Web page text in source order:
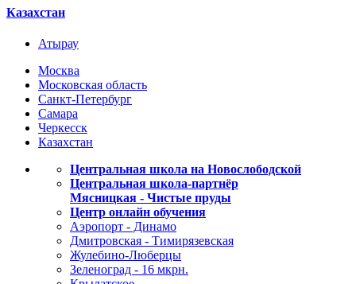
Казахстан
Атырау
Москва
Московская область
Санкт-Петербург
Самара
Черкесск
Казахстан
Центральная школа на Новослободской
Центральная школа-партнёр
Мясницкая - Чистые пруды
Центр онлайн обучения
Аэропорт - Динамо
Дмитровская - Тимирязевская
Жулебино-Люберцы
Зеленоград - 16 мкрн.